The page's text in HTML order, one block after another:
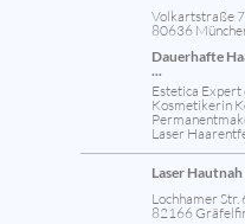
Volkartstraße
80636
Dauerhafte
...
Estetica Expert
Kosmetikerin
Laser
Laser Hautnah
Lochhamer Str.
82166